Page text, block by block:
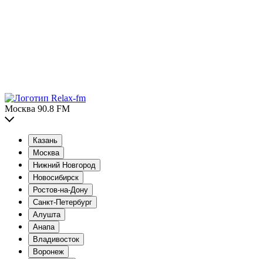
Москва 90.8 FM
Казань
Москва
Нижний Новгород
Новосибирск
Ростов-на-Дону
Санкт-Петербург
Алушта
Анапа
Владивосток
Воронеж